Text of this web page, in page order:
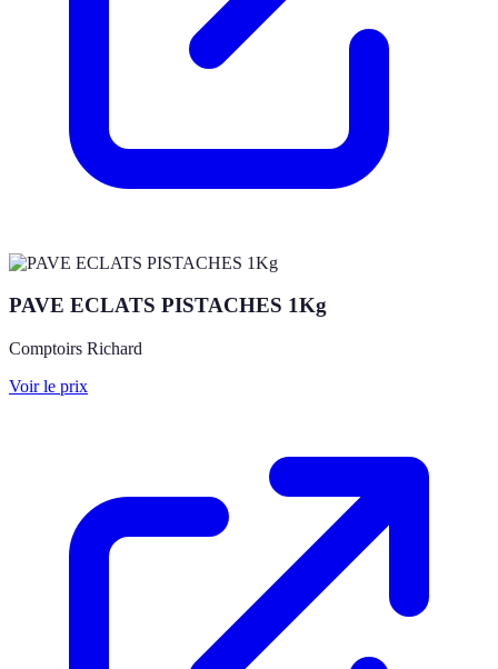
PAVE ECLATS PISTACHES 1Kg
Comptoirs Richard
Voir le prix